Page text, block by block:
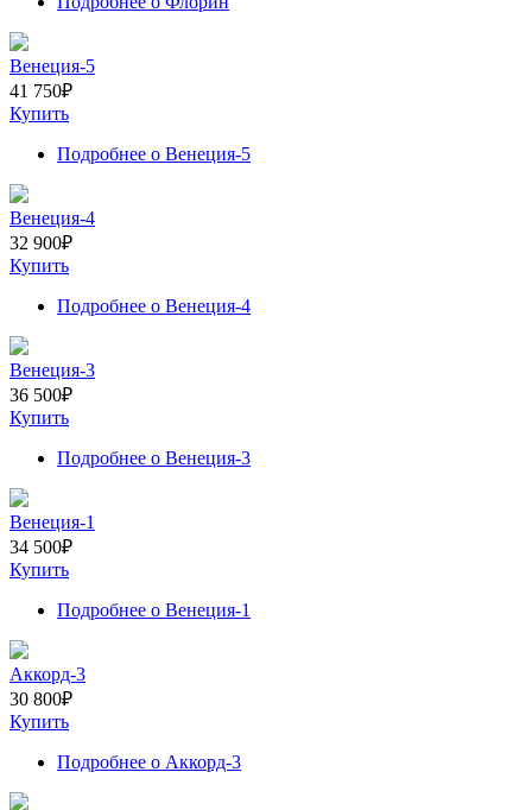
Венеция-5
41 750₽
Купить
Подробнее о Венеция-5
Венеция-4
32 900₽
Купить
Подробнее о Венеция-4
Венеция-3
36 500₽
Купить
Подробнее о Венеция-3
Венеция-1
34 500₽
Купить
Подробнее о Венеция-1
Аккорд-3
30 800₽
Купить
Подробнее о Аккорд-3